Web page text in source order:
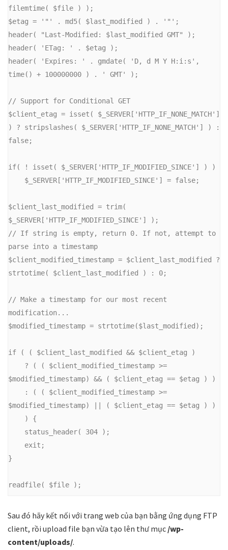
filemtime( $file ) );
$etag = '"' . md5( $last_modified ) . '"';
header( "Last-Modified: $last_modified GMT" );
header( 'ETag: ' . $etag );
header( 'Expires: ' . gmdate( 'D, d M Y H:i:s',
time() + 100000000 ) . ' GMT' );
// Support for Conditional GET
$client_etag = isset( $_SERVER['HTTP_IF_NONE_MATCH']
) ? stripslashes( $_SERVER['HTTP_IF_NONE_MATCH'] ) :
false;
if( ! isset( $_SERVER['HTTP_IF_MODIFIED_SINCE'] ) )
$client_last_modified = trim(
$_SERVER['HTTP_IF_MODIFIED_SINCE'] );
// If string is empty, return 0. If not, attempt to
parse into a timestamp
$client_modified_timestamp = $client_last_modified ?
strtotime( $client_last_modified ) : 0;
// Make a timestamp for our most recent
modification...
$modified_timestamp = strtotime($last_modified);
if ( ( $client_last_modified && $client_etag )
$modified_timestamp) && ( $client_etag == $etag ) )
$modified_timestamp) || ( $client_etag == $etag ) )
}
readfile( $file );
Sau đó hãy kết nối với trang web của bạn bằng ứng dụng FTP
client, rồi upload file bạn vừa tạo lên thư mục /wp-
content/uploads/.